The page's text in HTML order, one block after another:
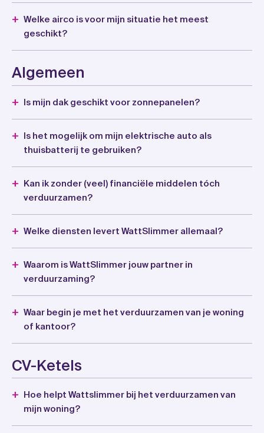
Welke airco is voor mijn situatie het meest
geschikt?
Algemeen
Is mijn dak geschikt voor zonnepanelen?
Is het mogelijk om mijn elektrische auto als
thuisbatterij te gebruiken?
Kan ik zonder (veel) financiële middelen tóch
verduurzamen?
Welke diensten levert WattSlimmer allemaal?
Waarom is WattSlimmer jouw partner in
verduurzaming?
Waar begin je met het verduurzamen van je woning
of kantoor?
CV-Ketels
Hoe helpt Wattslimmer bij het verduurzamen van
mijn woning?